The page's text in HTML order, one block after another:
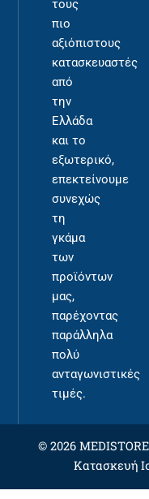
τους
πιο
αξιόπιστους
κατασκευαστές
από
την
Ελλάδα
και το
εξωτερικό,
επεκτείνουμε
συνεχώς
τη
γκάμα
των
προϊόντων
μας,
παρέχοντας
παράλληλα
πολύ
ανταγωνιστικές
τιμές.
© 2026
Κατασκευή